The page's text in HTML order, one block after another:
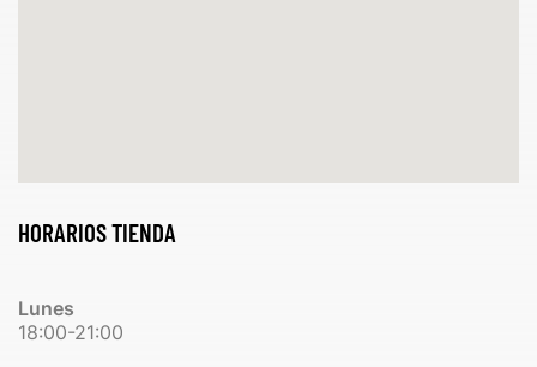
HORARIOS TIENDA
Lunes
18:00-21:00